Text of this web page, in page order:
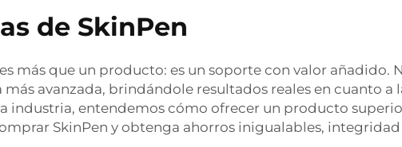
de SkinPen
más que un producto: es un soporte con valor añadido.
avanzada, brindándole resultados reales en cuanto a
industria, entendemos cómo ofrecer un producto
SkinPen y obtenga ahorros inigualables,